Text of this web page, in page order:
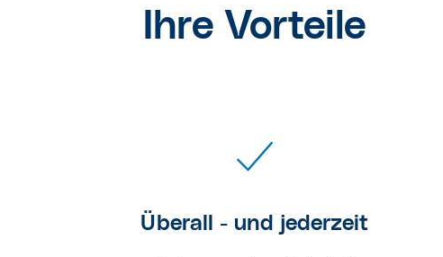
Ihre Vorteile
Überall - und jederzeit